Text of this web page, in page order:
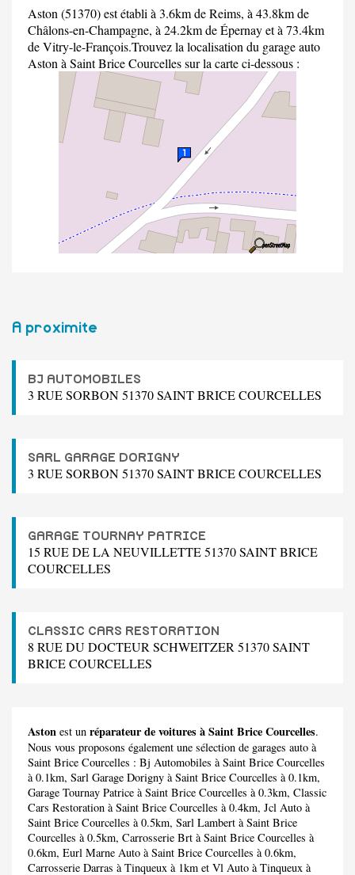
Aston (51370) est établi à 3.6km de Reims, à 43.8km de
Châlons-en-Champagne, à 24.2km de Épernay et à 73.4km
de Vitry-le-François.Trouvez la localisation du garage auto
Aston à Saint Brice Courcelles sur la carte ci-dessous :
A proximite
BJ AUTOMOBILES
3 RUE SORBON 51370 SAINT BRICE COURCELLES
SARL GARAGE DORIGNY
3 RUE SORBON 51370 SAINT BRICE COURCELLES
GARAGE TOURNAY PATRICE
15 RUE DE LA NEUVILLETTE 51370 SAINT BRICE
COURCELLES
CLASSIC CARS RESTORATION
8 RUE DU DOCTEUR SCHWEITZER 51370 SAINT
BRICE COURCELLES
Aston est un réparateur de voitures à Saint Brice Courcelles.
Nous vous proposons également une sélection de garages auto à
Saint Brice Courcelles : Bj Automobiles à Saint Brice Courcelles
à 0.1km, Sarl Garage Dorigny à Saint Brice Courcelles à 0.1km,
Garage Tournay Patrice à Saint Brice Courcelles à 0.3km, Classic
Cars Restoration à Saint Brice Courcelles à 0.4km, Jcl Auto à
Saint Brice Courcelles à 0.5km, Sarl Lambert à Saint Brice
Courcelles à 0.5km, Carrosserie Brt à Saint Brice Courcelles à
0.6km, Eurl Marne Auto à Saint Brice Courcelles à 0.6km,
Carrosserie Darras à Tinqueux à 1km et Vl Auto à Tinqueux à